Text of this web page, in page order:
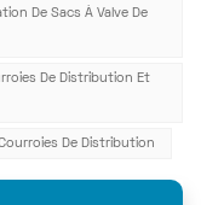
De Sacs À Valve De
De Distribution Et
De Distribution